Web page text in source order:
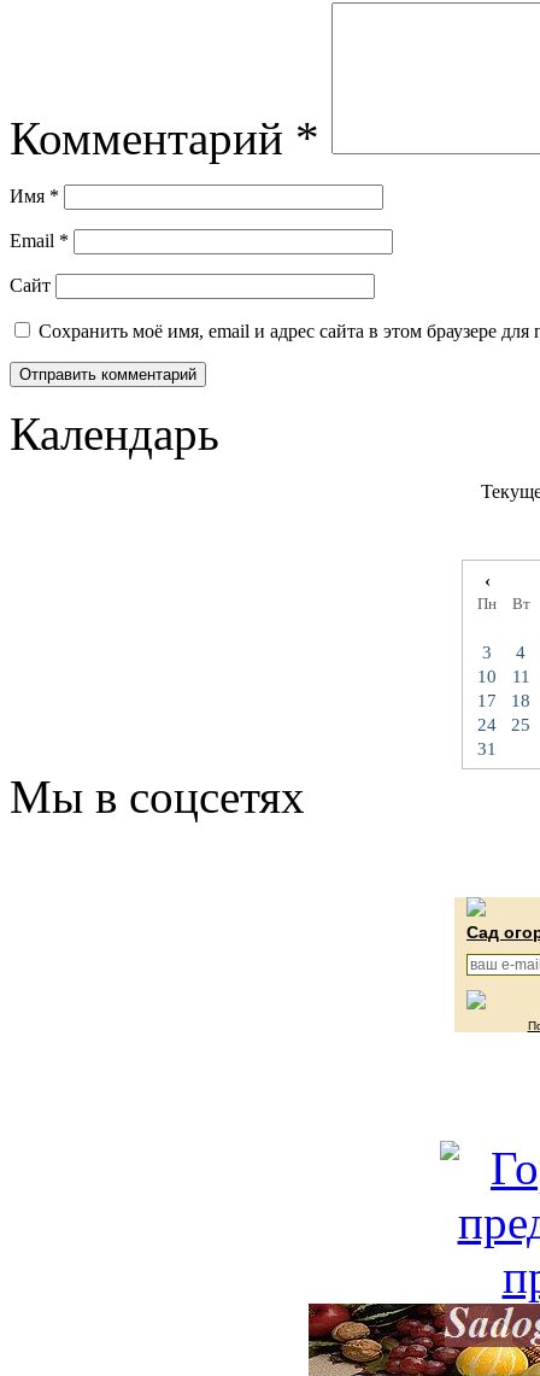
Комментарий *
Имя *
Email *
Сайт
Сохранить моё имя, email и адрес сайта в этом браузере
Календарь
‹
Пн Вт
3
4
10
11
17
18
24
25
31
Мы в соцсетях
Сад